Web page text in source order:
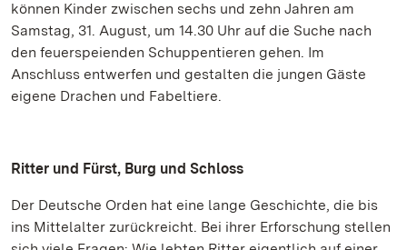
können Kinder zwischen sechs und zehn Jahren am
Samstag, 31. August, um 14.30 Uhr auf die Suche nach
den feuerspeienden Schuppentieren gehen. Im
Anschluss entwerfen und gestalten die jungen Gäste
eigene Drachen und Fabeltiere.
Ritter und Fürst, Burg und Schloss
Der Deutsche Orden hat eine lange Geschichte, die bis
ins Mittelalter zurückreicht. Bei ihrer Erforschung stellen